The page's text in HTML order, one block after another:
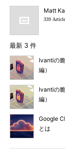
Matt
339
最新 3 件
Ivantiの
編）
Ivantiの
編）
Google
とは